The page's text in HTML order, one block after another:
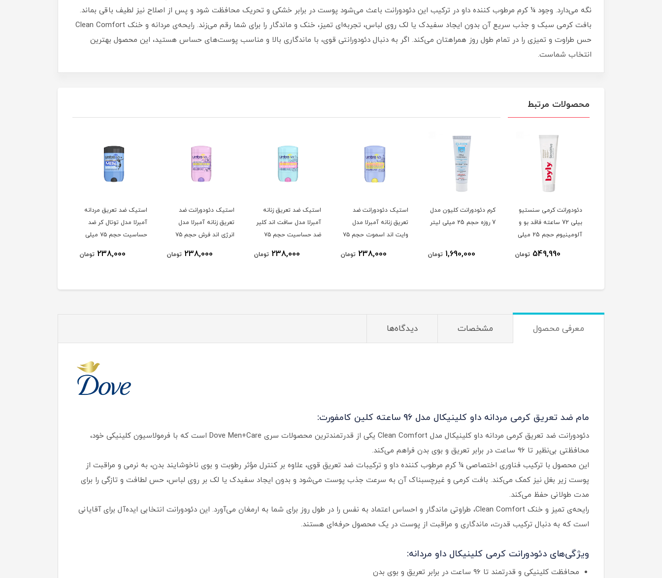
نگه می‌دارد. وجود ¼ کرم مرطوب‌ کننده داو در ترکیب این دئودورانت باعث می‌شود پوست در برابر خشکی و تحریک محافظت شود و پس از اصلاح نیز لطیف باقی بماند.
بافت کرمی سبک و جذب سریع آن بدون ایجاد سفیدک یا لک روی لباس، تجربه‌ای تمیز، خنک و ماندگار را برای شما رقم می‌زند. رایحه‌ی مردانه و خنک Clean Comfort
حس طراوت و تمیزی را در تمام طول روز همراهتان می‌کند. اگر به دنبال دئودورانتی قوی، با ماندگاری بالا و مناسب پوست‌های حساس هستید، این محصول بهترین
انتخاب شماست.
محصولات مرتبط
دئودورانت کرمی سنستیو
بیلی 72 ساعته فاقد بو و
آلومینیوم حجم 25 میلی
549,990 تومان
کرم دئودورانت کلیون مدل
7 روزه حجم 25 میلی لیتر
1,690,000 تومان
استیک دئودورانت ضد
تعریق زنانه آمبرلا مدل
وایت اند اسموت حجم ۷۵
238,000 تومان
استیک ضد تعریق زنانه
آمبرلا مدل سافت اند کلیر
ضد حساسیت حجم ۷۵
238,000 تومان
استیک دئودورانت ضد
تعریق زنانه آمبرلا مدل
انرژی اند فرش حجم ۷۵
238,000 تومان
استیک ضد تعریق مردانه
آمبرلا مدل توتال کر ضد
حساسیت حجم ۷۵ میلی
238,000 تومان
معرفی محصول مشخصات دیدگاه‌ها
مام ضد تعریق کرمی مردانه داو کلینیکال مدل 96 ساعته کلین کامفورت:
دئودورانت ضد تعریق کرمی مردانه داو کلینیکال مدل Clean Comfort یکی از قدرتمندترین محصولات سری Dove Men+Care است که با فرمولاسیون کلینیکی خود،
محافظتی بی‌نظیر تا ۹۶ ساعت در برابر تعریق و بوی بدن فراهم می‌کند.
این محصول با ترکیب فناوری اختصاصی ¼ کرم مرطوب‌ کننده داو و ترکیبات ضد تعریق قوی، علاوه بر کنترل مؤثر رطوبت و بوی ناخوشایند بدن، به نرمی و مراقبت از
پوست زیر بغل نیز کمک می‌کند. بافت کرمی و غیرچسبناک آن به سرعت جذب پوست می‌شود و بدون ایجاد سفیدک یا لک بر روی لباس، حس لطافت و تازگی را برای
مدت طولانی حفظ می‌کند.
رایحه‌ی تمیز و خنک Clean Comfort، طراوتی ماندگار و احساس اعتماد به‌ نفس را در طول روز برای شما به ارمغان می‌آورد. این دئودورانت انتخابی ایده‌آل برای آقایانی
است که به دنبال ترکیب قدرت، ماندگاری و مراقبت از پوست در یک محصول حرفه‌ای هستند.
ویژگی‌های دئودورانت کرمی کلینیکال داو مردانه:
محافظت کلینیکی و قدرتمند تا ۹۶ ساعت در برابر تعریق و بوی بدن